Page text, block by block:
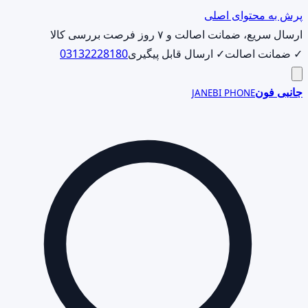
پرش به محتوای اصلی
ارسال سریع، ضمانت اصالت و ۷ روز فرصت بررسی کالا
✓ ضمانت اصالت✓ ارسال قابل پیگیری03132228180
جانبی فونJANEBI PHONE